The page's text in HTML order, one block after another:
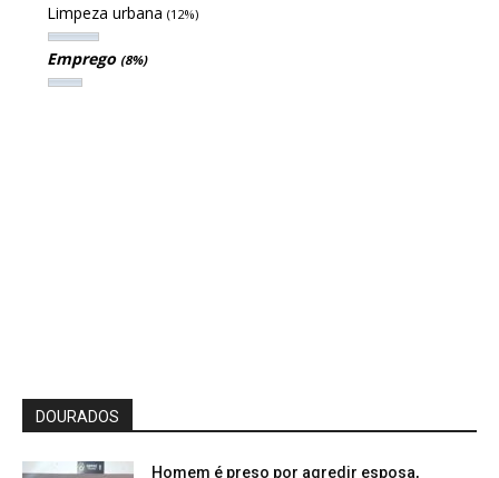
Limpeza urbana (12%)
Emprego (8%)
DOURADOS
Homem é preso por agredir esposa,